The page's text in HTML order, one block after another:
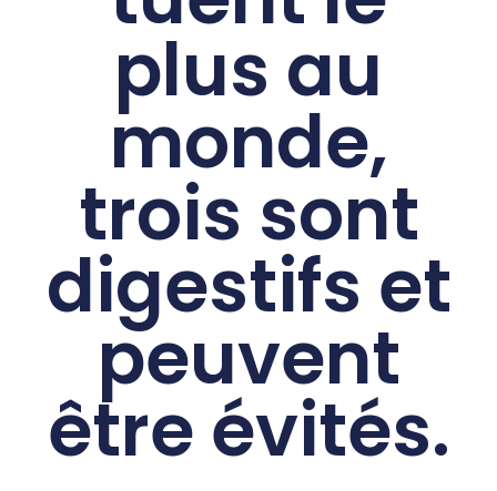
plus au
monde,
trois sont
digestifs et
peuvent
être évités.